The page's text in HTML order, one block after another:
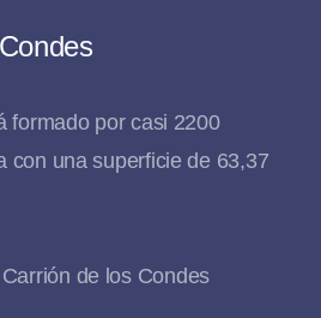
formado por casi 2200
con una superficie de 63,37